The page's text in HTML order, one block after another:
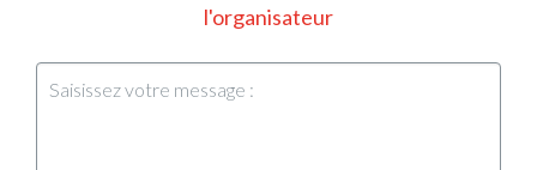
l'organisateur